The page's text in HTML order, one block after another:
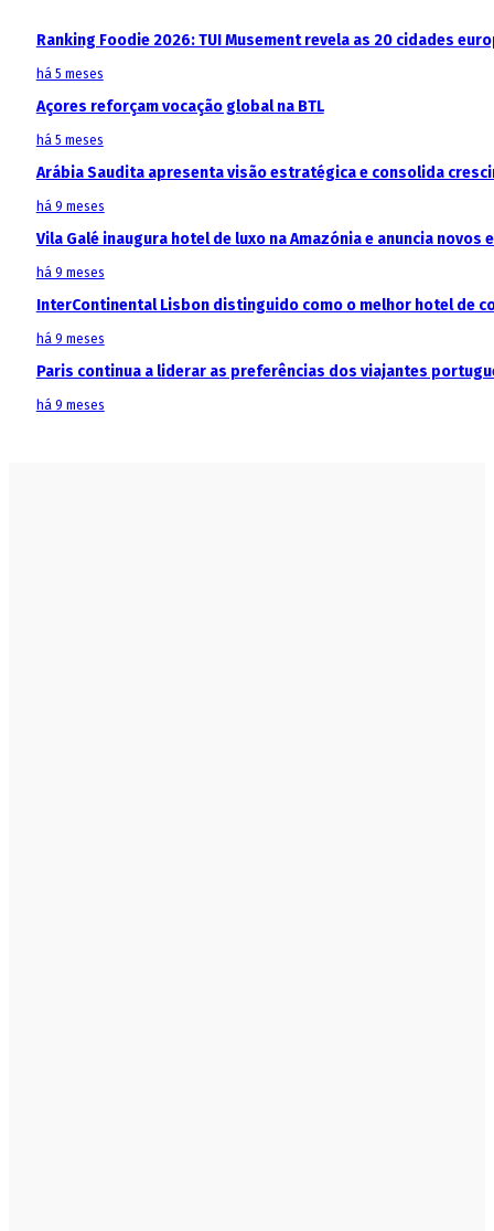
Ranking Foodie 2026: TUI Musement revela as 20 cidades
há 5 meses
Açores reforçam vocação global na BTL
há 5 meses
Arábia Saudita apresenta visão estratégica e consolida
há 9 meses
Vila Galé inaugura hotel de luxo na Amazónia e anuncia
há 9 meses
InterContinental Lisbon distinguido como o melhor hotel de
há 9 meses
Paris continua a liderar as preferências dos viajantes
há 9 meses